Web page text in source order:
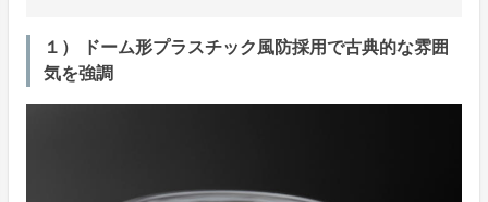
１） ドーム形プラスチック風防採用で古典的な雰囲
気を強調